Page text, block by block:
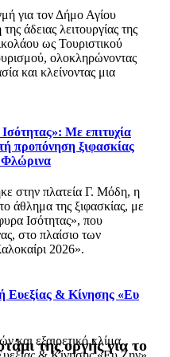
για τον Δήμο Αγίου
άδειας λειτουργίας της
ως Τουριστικού
ολοκληρώνοντας
και κλείνοντας μια
Με επιτυχία
προπόνηση ξιφασκίας
Φλώρινα
στην πλατεία Γ. Μόδη, η
άθλημα της ξιφασκίας, με
Ισότητας», που
στο πλαίσιο των
2026».
Ευεξίας & Κίνησης «Ευ
και εξαιρετικό κλίμα
της οργής για το